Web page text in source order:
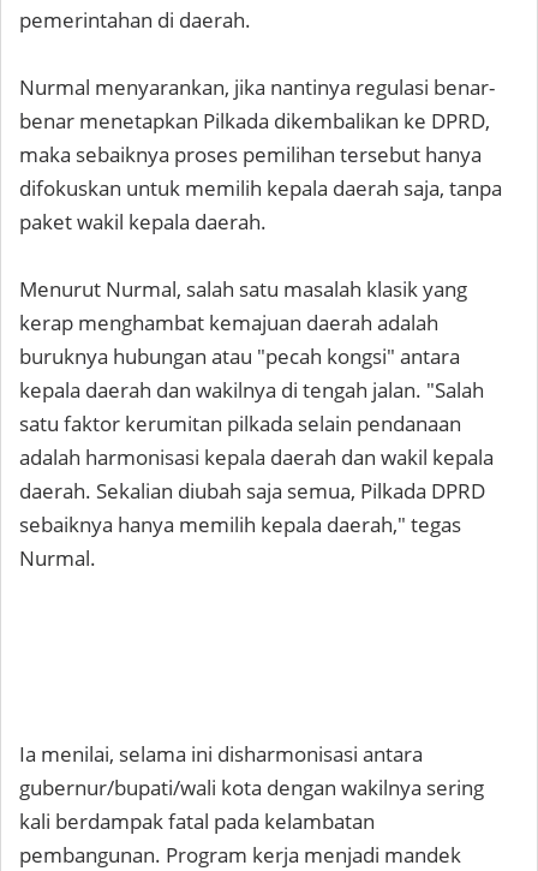
pemerintahan di daerah.
​Nurmal menyarankan, jika nantinya regulasi benar-
benar menetapkan Pilkada dikembalikan ke DPRD,
maka sebaiknya proses pemilihan tersebut hanya
difokuskan untuk memilih kepala daerah saja, tanpa
paket wakil kepala daerah.
​Menurut Nurmal, salah satu masalah klasik yang
kerap menghambat kemajuan daerah adalah
buruknya hubungan atau "pecah kongsi" antara
kepala daerah dan wakilnya di tengah jalan. ​"Salah
satu faktor kerumitan pilkada selain pendanaan
adalah harmonisasi kepala daerah dan wakil kepala
daerah. Sekalian diubah saja semua, Pilkada DPRD
sebaiknya hanya memilih kepala daerah," tegas
Nurmal.
​Ia menilai, selama ini disharmonisasi antara
gubernur/bupati/wali kota dengan wakilnya sering
kali berdampak fatal pada kelambatan
pembangunan. Program kerja menjadi mandek